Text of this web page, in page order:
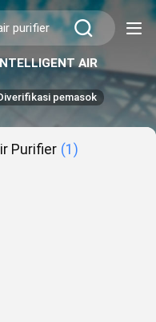
AIR
pemasok
Purifier (1)